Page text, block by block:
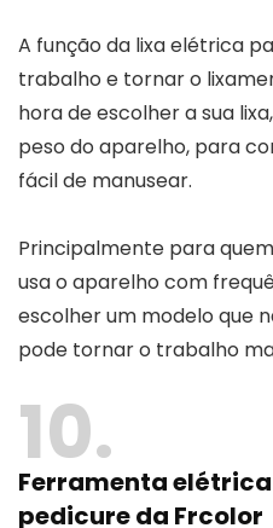
A função da lixa elétrica
trabalho e tornar o
hora de escolher a sua
peso do aparelho, para
fácil de manusear.
Principalmente para
usa o aparelho com
escolher um modelo que
pode tornar o trabalho
10
Ferramenta
pedicure da Frcolor